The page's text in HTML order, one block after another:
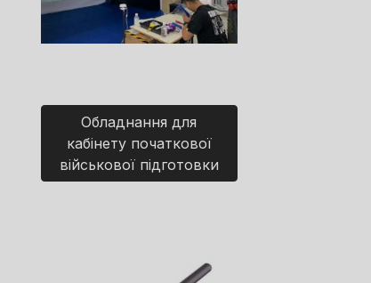
Обладнання для
кабінету початкової
військової підготовки